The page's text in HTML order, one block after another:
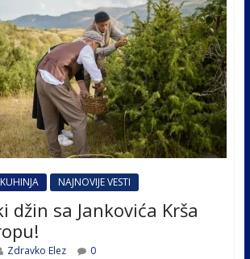
KUHINJA NAJNOVIJE VESTI
džin sa Jankovića Krša
Zdravko Elez 0